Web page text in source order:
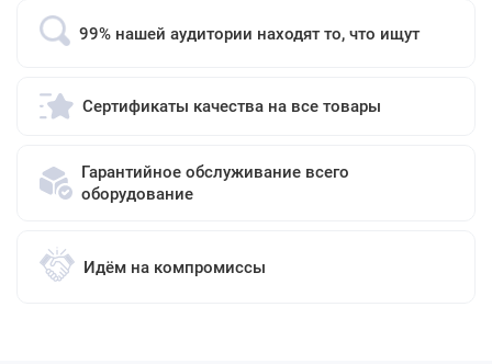
99% нашей аудитории находят то, что ищут
Сертификаты качества на все товары
Гарантийное обслуживание всего
оборудование
Идём на компромиссы